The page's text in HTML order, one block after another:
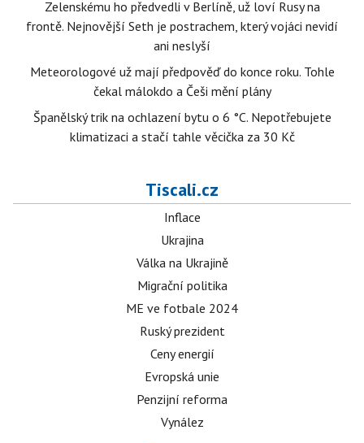
Zelenskému ho předvedli v Berlíně, už loví Rusy na
frontě. Nejnovější Seth je postrachem, který vojáci nevidí
ani neslyší
Meteorologové už mají předpověď do konce roku. Tohle
čekal málokdo a Češi mění plány
Španělský trik na ochlazení bytu o 6 °C. Nepotřebujete
klimatizaci a stačí tahle věcička za 30 Kč
Tiscali.cz
Inflace
Ukrajina
Válka na Ukrajině
Migrační politika
ME ve fotbale 2024
Ruský prezident
Ceny energií
Evropská unie
Penzijní reforma
Vynález